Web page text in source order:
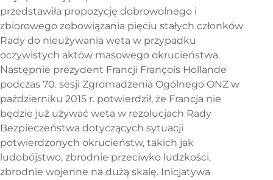
przedstawiła propozycję dobrowolnego i
zbiorowego zobowiązania pięciu stałych członków
Rady do nieużywania weta w przypadku
oczywistych aktów masowego okrucieństwa.
Następnie prezydent Francji François Hollande
podczas 70. sesji Zgromadzenia Ogólnego ONZ w
październiku 2015 r. potwierdził, że Francja nie
będzie już używać weta w rezolucjach Rady
Bezpieczeństwa dotyczących sytuacji
potwierdzonych okrucieństw, takich jak
ludobójstwo, zbrodnie przeciwko ludzkości,
zbrodnie wojenne na dużą skalę. Inicjatywa